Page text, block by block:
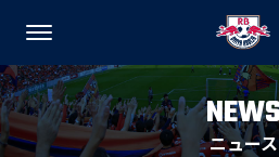
ニュース